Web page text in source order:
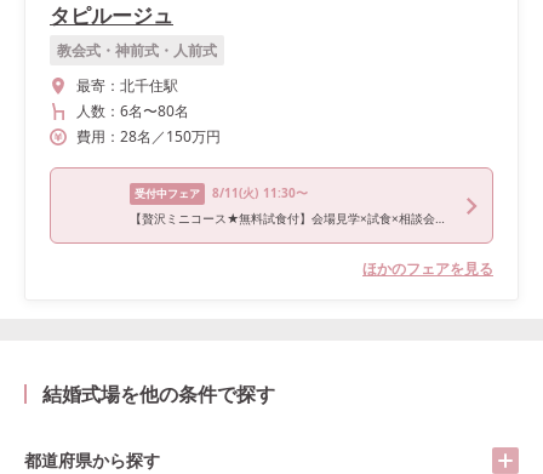
タピルージュ
教会式・神前式・人前式
最寄： 北千住駅
人数： 6名〜80名
費用： 28名 ／150万円
受付中フェア 8/11(火) 11:30〜
【贅沢ミニコース★無料試食付】会場見学×試食×相談会！プレミアムフェア
ほかのフェアを見る
結婚式場を他の条件で探す
都道府県から探す